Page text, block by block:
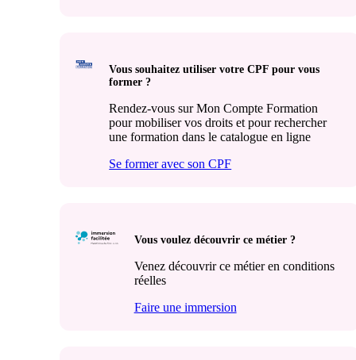
Vous souhaitez utiliser votre CPF pour vous
former ?
Rendez-vous sur Mon Compte Formation
pour mobiliser vos droits et pour rechercher
une formation dans le catalogue en ligne
Se former avec son CPF
Vous voulez découvrir ce métier ?
Venez découvrir ce métier en conditions
réelles
Faire une immersion